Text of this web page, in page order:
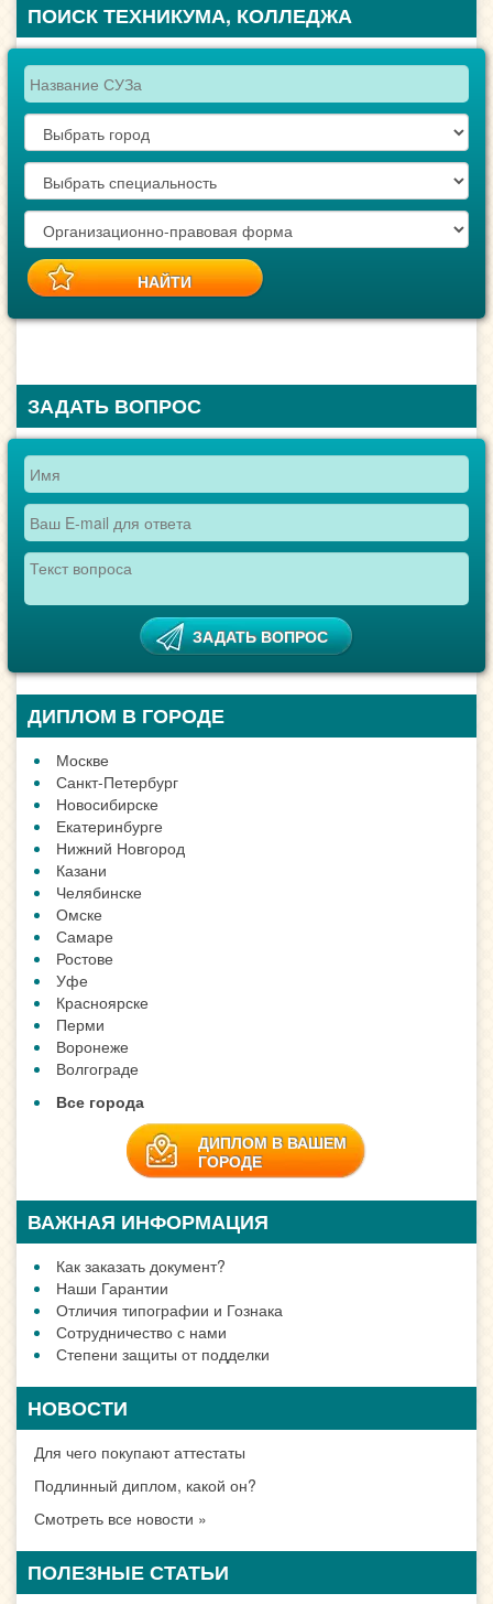
ПОИСК ТЕХНИКУМА, КОЛЛЕДЖА
ЗАДАТЬ ВОПРОС
ДИПЛОМ В ГОРОДЕ
Москве
Санкт-Петербург
Новосибирске
Екатеринбурге
Нижний Новгород
Казани
Челябинске
Омске
Самаре
Ростове
Уфе
Красноярске
Перми
Воронеже
Волгограде
Все города
ДИПЛОМ В ВАШЕМ
ГОРОДЕ
ВАЖНАЯ ИНФОРМАЦИЯ
Как заказать документ?
Наши Гарантии
Отличия типографии и Гознака
Сотрудничество с нами
Степени защиты от подделки
НОВОСТИ
Для чего покупают аттестаты
Подлинный диплом, какой он?
Смотреть все новости »
ПОЛЕЗНЫЕ СТАТЬИ